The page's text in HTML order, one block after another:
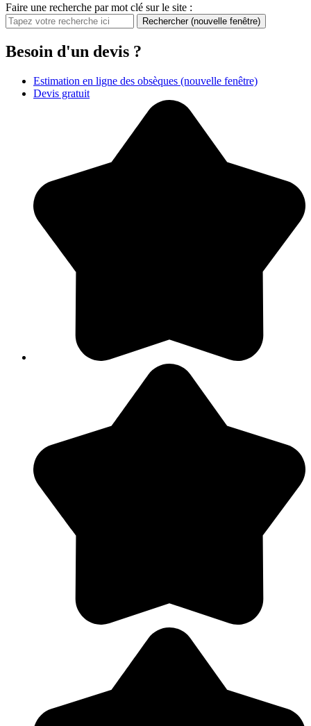
Faire une recherche par mot clé sur le site :
Rechercher (nouvelle fenêtre)
Besoin d'un devis ?
Estimation en ligne des obsèques (nouvelle fenêtre)
Devis gratuit